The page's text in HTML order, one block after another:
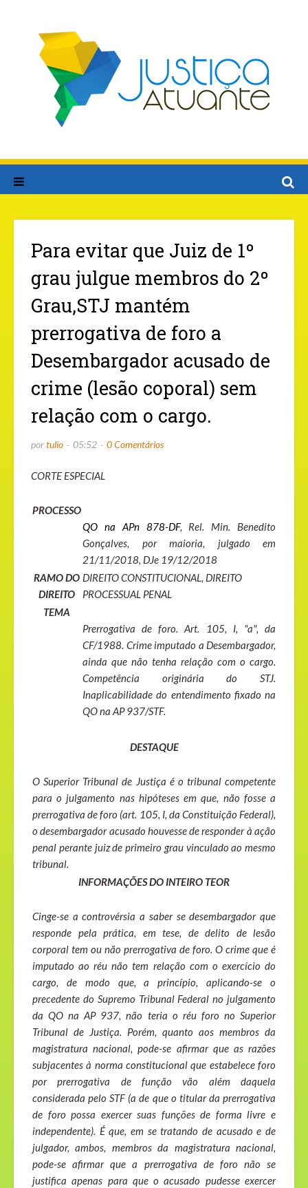
Para evitar que Juiz de 1º
grau julgue membros do 2º
Grau,STJ mantém
prerrogativa de foro a
Desembargador acusado de
crime (lesão coporal) sem
relação com o cargo.
portulio 05:52 0 Comentários
CORTE ESPECIAL
PROCESSO
QO na APn 878-DF, Rel. Min. Benedito
Gonçalves, por maioria, julgado em
21/11/2018, DJe 19/12/2018
RAMO DO
DIREITO
DIREITO CONSTITUCIONAL, DIREITO
PROCESSUAL PENAL
TEMA
Prerrogativa de foro. Art. 105, I, "a", da
CF/1988. Crime imputado a Desembargador,
ainda que não tenha relação com o cargo.
Competência originária do STJ.
Inaplicabilidade do entendimento fixado na
QO na AP 937/STF.
DESTAQUE
O Superior Tribunal de Justiça é o tribunal competente
para o julgamento nas hipóteses em que, não fosse a
prerrogativa de foro (art. 105, I, da Constituição Federal),
o desembargador acusado houvesse de responder à ação
penal perante juiz de primeiro grau vinculado ao mesmo
tribunal.
INFORMAÇÕES DO INTEIRO TEOR
Cinge-se a controvérsia a saber se desembargador que
responde pela prática, em tese, de delito de lesão
corporal tem ou não prerrogativa de foro. O crime que é
imputado ao réu não tem relação com o exercício do
cargo, de modo que, a princípio, aplicando-se o
precedente do Supremo Tribunal Federal no julgamento
da QO na AP 937, não teria o réu foro no Superior
Tribunal de Justiça. Porém, quanto aos membros da
magistratura nacional, pode-se afirmar que as razões
subjacentes à norma constitucional que estabelece foro
por prerrogativa de função vão além daquela
considerada pelo STF (a de que o titular da prerrogativa
de foro possa exercer suas funções de forma livre e
independente). É que, em se tratando de acusado e de
julgador, ambos, membros da magistratura nacional,
pode-se afirmar que a prerrogativa de foro não se
justifica apenas para que o acusado pudesse exercer